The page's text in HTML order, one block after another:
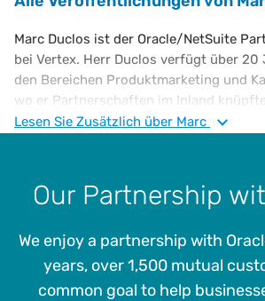
Marc Duclos ist der Oracle/NetSuite
bei Vertex. Herr Duclos verfügt über 20
den Bereichen Produktmarketing und
wo er Partnerschaften im Inland
sowie die Aktivitäten im Bereich
Umsatzpipeline und die regionalen
beeinflussen. Herr Duclos ist ein
Lesen Sie Zusätzlich über Marc
Our Partnership
We enjoy a partnership with
years, over 1,500 mutual
common goal to help